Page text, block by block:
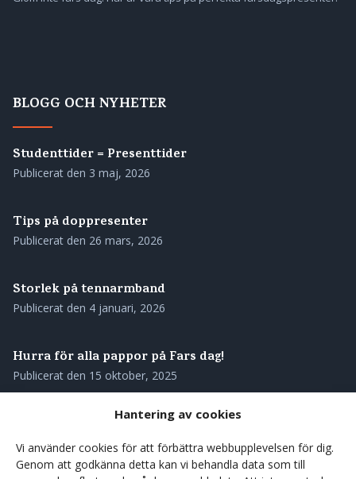
Hantering av cookies
Vi använder cookies för att förbättra webbupplevelsen för dig.
Genom att godkänna detta kan vi behandla data som till
BLOGG OCH NYHETER
Studenttider = Presenttider
Publicerat den 3 maj, 2026
Tips på doppresenter
Publicerat den 26 mars, 2026
Storlek på tennarmband
Publicerat den 4 januari, 2026
Hurra för alla pappor på Fars dag!
Publicerat den 15 oktober, 2025
Skötselråd för ditt tennarmband
Publicerat den28 augusti, 2025